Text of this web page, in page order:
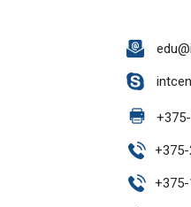
+
+
+